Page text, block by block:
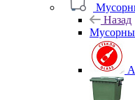
Назад